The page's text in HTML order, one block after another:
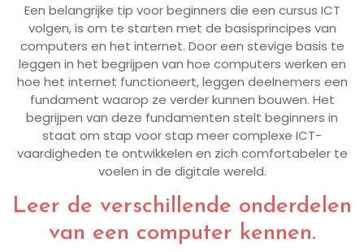
Een belangrijke tip voor beginners die een cursus ICT
volgen, is om te starten met de basisprincipes van
computers en het internet. Door een stevige basis te
leggen in het begrijpen van hoe computers werken en
hoe het internet functioneert, leggen deelnemers een
fundament waarop ze verder kunnen bouwen. Het
begrijpen van deze fundamenten stelt beginners in
staat om stap voor stap meer complexe ICT-
vaardigheden te ontwikkelen en zich comfortabeler te
voelen in de digitale wereld.
Leer de verschillende onderdelen
van een computer kennen.